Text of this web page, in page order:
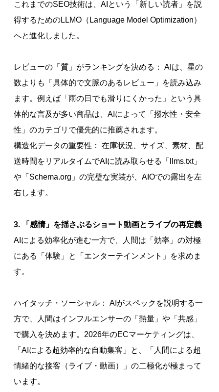
これまでのSEO技術は、AIという「新しい読者」を説
得するためのLLMO（Language Model Optimization）
へと進化しました。
レビューの「質」がランキングを決める： AIは、星の
数よりも「具体的で文脈のあるレビュー」を読み込み
ます。例えば「雨の日でも滑りにくかった」という具
体的な言及が多い商品は、AIによって「撥水性・安全
性」のカテゴリで優先的に推薦されます。
構造化データの重要性： 在庫状況、サイズ、素材、配
送時間をリアルタイムでAIに読み取らせる「llms.txt」
や「Schema.org」の完璧な実装が、AIOでの露出を左
右します。
3. 「感情」を揺さぶるショート動画とライブの再定義
AIによる効率化が進む一方で、人間は「効率」の対極
にある「体験」と「エンターテインメント」を求めま
す。
ハイタッチ・ソーシャル： AIがスペックを説明する一
方で、人間はインフルエンサーの「熱量」や「共感」
で購入を決めます。2026年のECマーケティングは、
「AIによる超効率的な自動集客」と、「人間による超
情緒的な接客（ライブ・動画）」の二極化が極まって
います。